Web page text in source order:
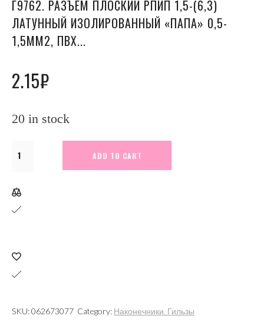
Г9762. РАЗЪЕМ ПЛОСКИЙ РПИП 1,5-(6,3)
ЛАТУННЫЙ ИЗОЛИРОВАННЫЙ «ПАПА» 0,5-
1,5ММ2, ПВХ...
2.15₽
20 in stock
Г9762.
плоский
латунный
изолированный
0,5-
ADD TO CART
SKU:062673077 Category: Наконечники. Гильзы